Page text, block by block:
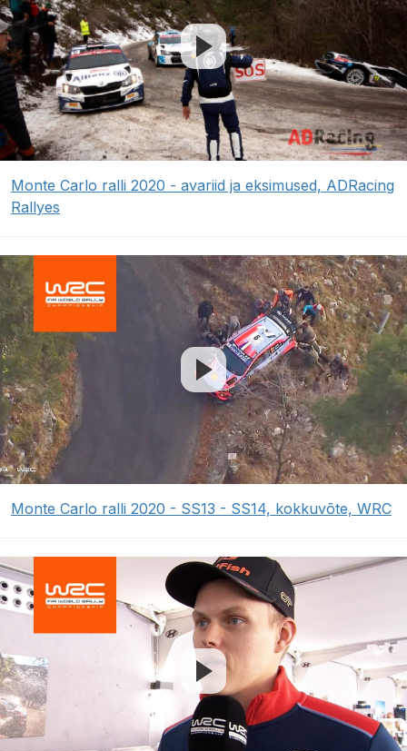
Monte Carlo ralli 2020 - avariid ja eksimused, ADRacing
Rallyes
Monte Carlo ralli 2020 - SS13 - SS14, kokkuvõte, WRC